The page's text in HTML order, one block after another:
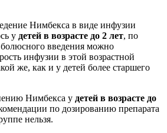
Нимбекса в виде инфузии
у детей в возрасте до 2 лет, по
введения можно
инфузии в этой возрастной
же, как и у детей более старшего
Нимбекса у детей в возрасте до
по дозированию препарата
нельзя.